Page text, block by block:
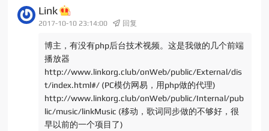
Link
2017-10-10 23:14:00 回复
博主，有没有php后台技术视频。这是我做的几个前端
播放器
http://www.linkorg.club/onWeb/public/External/dis
t/index.html#/ (PC模仿网易，用php做的代理)
http://www.linkorg.club/onWeb/public/Internal/pub
lic/music/linkMusic (移动，歌词同步做的不够好，很
早以前的一个项目了)